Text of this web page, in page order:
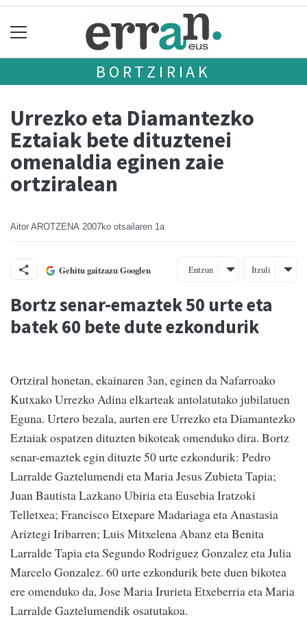
BORTZIRIAK
Urrezko eta Diamantezko
Eztaiak bete dituztenei
omenaldia eginen zaie
ortziralean
Aitor AROTZENA 2007ko otsailaren 1a
Gehitu gaitzazu Googlen Entzun Itzuli
Bortz senar-emaztek 50 urte eta
batek 60 bete dute ezkondurik
Ortziral honetan, ekainaren 3an, eginen da Nafarroako
Kutxako Urrezko Adina elkarteak antolatutako jubilatuen
Eguna. Urtero bezala, aurten ere Urrezko eta Diamantezko
Eztaiak ospatzen dituzten bikoteak omenduko dira. Bortz
senar-emaztek egin dituzte 50 urte ezkondurik: Pedro
Larralde Gaztelumendi eta Maria Jesus Zubieta Tapia;
Juan Bautista Lazkano Ubiria eta Eusebia Iratzoki
Telletxea; Francisco Etxepare Madariaga eta Anastasia
Ariztegi Iribarren; Luis Mitxelena Abanz eta Benita
Larralde Tapia eta Segundo Rodriguez Gonzalez eta Julia
Marcelo Gonzalez. 60 urte ezkondurik bete duen bikotea
ere omenduko da, Jose Maria Irurieta Etxeberria eta Maria
Larralde Gaztelumendik osatutakoa.